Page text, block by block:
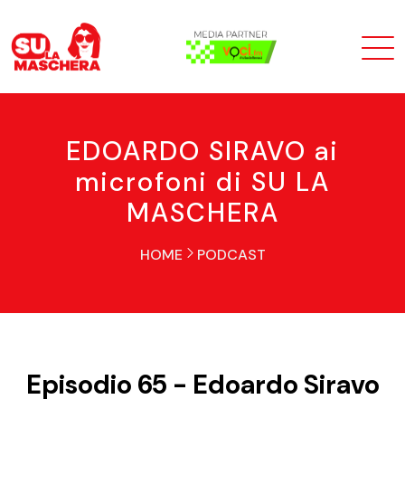
EDOARDO SIRAVO ai
microfoni di SU LA
MASCHERA
HOME PODCAST
Episodio 65 - Edoardo Siravo